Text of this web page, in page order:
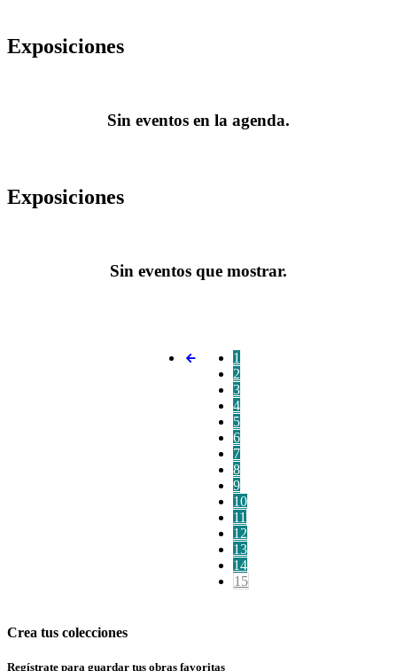
Exposiciones
Sin eventos en la agenda.
Exposiciones
Sin eventos que mostrar.
1
2
3
4
5
6
7
8
9
10
11
12
13
14
15
Crea tus colecciones
Regístrate para guardar tus obras favoritas